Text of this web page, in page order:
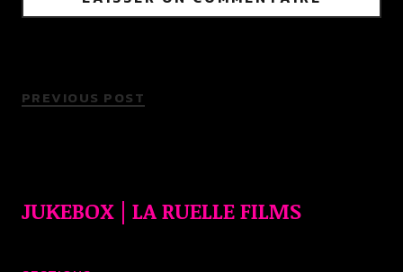
PREVIOUS POST
JUKEBOX | LA RUELLE FILMS